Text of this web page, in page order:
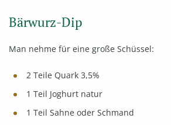
Bärwurz-Dip
Man nehme für eine große Schüssel:
2 Teile Quark 3,5%
1 Teil Joghurt natur
1 Teil Sahne oder Schmand